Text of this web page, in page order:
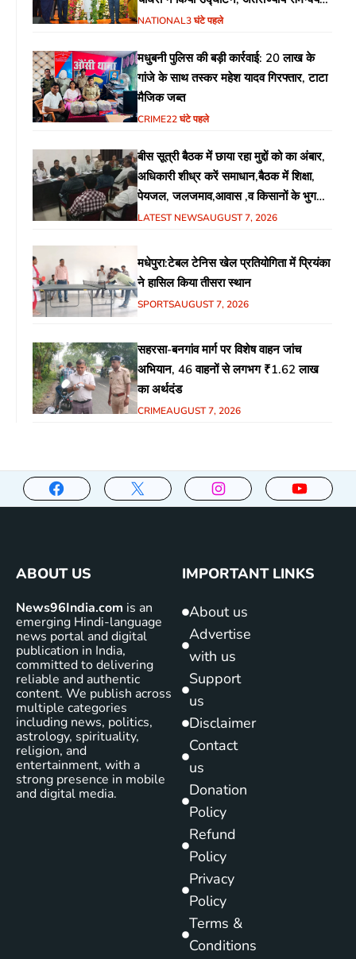
पर जोर
NATIONAL3 घंटे पहले
मधुबनी पुलिस की बड़ी कार्रवाई: 20 लाख के
गांजे के साथ तस्कर महेश यादव गिरफ्तार, टाटा
मैजिक जब्त
CRIME22 घंटे पहले
बीस सूत्री बैठक में छाया रहा मुद्दों को का अंबार,
अधिकारी शीध्र करें समाधान,बैठक में शिक्षा,
पेयजल, जलजमाव,आवास ,व किसानों के भुगतान
का उठा मुद्दा
LATEST NEWSAUGUST 7, 2026
मधेपुरा:टेबल टेनिस खेल प्रतियोगिता में प्रियंका
ने हासिल किया तीसरा स्थान
SPORTSAUGUST 7, 2026
सहरसा-बनगांव मार्ग पर विशेष वाहन जांच
अभियान, 46 वाहनों से लगभग ₹1.62 लाख
का अर्थदंड
CRIMEAUGUST 7, 2026
ABOUT US
News96India.com is an
emerging Hindi-language
news portal and digital
publication in India,
committed to delivering
reliable and authentic
content. We publish across
multiple categories
including news, politics,
astrology, spirituality,
religion, and
entertainment, with a
strong presence in mobile
and digital media.
IMPORTANT LINKS
About us
Advertise
with us
Support
us
Disclaimer
Contact
us
Donation
Policy
Refund
Policy
Privacy
Policy
Terms &
Conditions